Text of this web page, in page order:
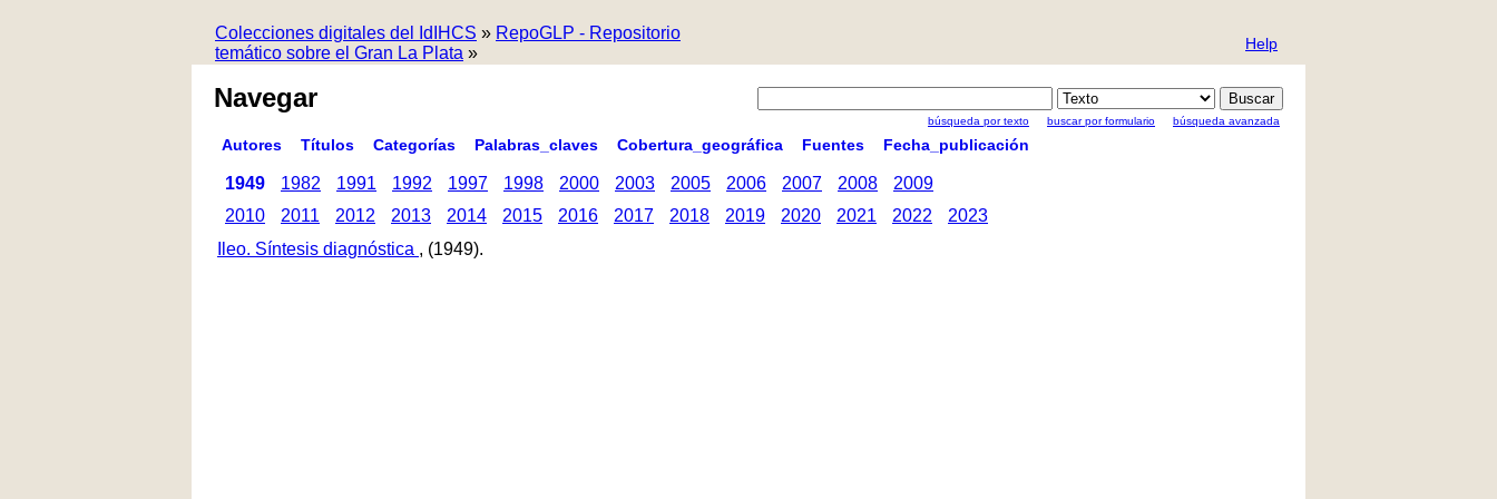
Colecciones digitales del IdIHCS » RepoGLP - Repositorio
temático sobre el Gran La Plata » Help
Navegar
búsqueda por texto buscar por formulario búsqueda avanzada
Autores Títulos Categorías Palabras_claves Cobertura_geográfica Fuentes Fecha_publicación
1949 1982 1991 1992 1997 1998 2000 2003 2005 2006 2007 2008
2009
2010
2011 2012 2013 2014 2015 2016 2017 2018 2019 2020 2021 2022
2023
Ileo. Síntesis diagnóstica , (1949).